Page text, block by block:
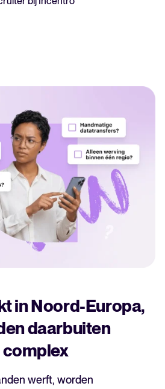
in-één HRIS dat je
vereenvoudigt en
laat uitblinken.
in Noord-Europa,
daarbuiten
werft, worden